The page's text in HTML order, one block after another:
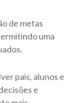
de metas
uma
pais, alunos e
e